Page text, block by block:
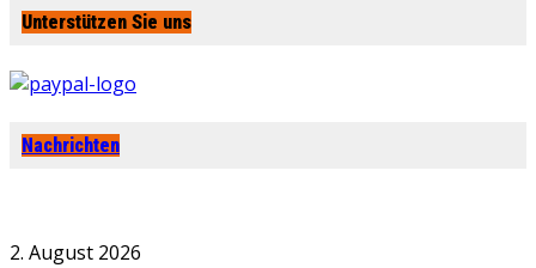
Unterstützen Sie uns
Nachrichten
2. August 2026